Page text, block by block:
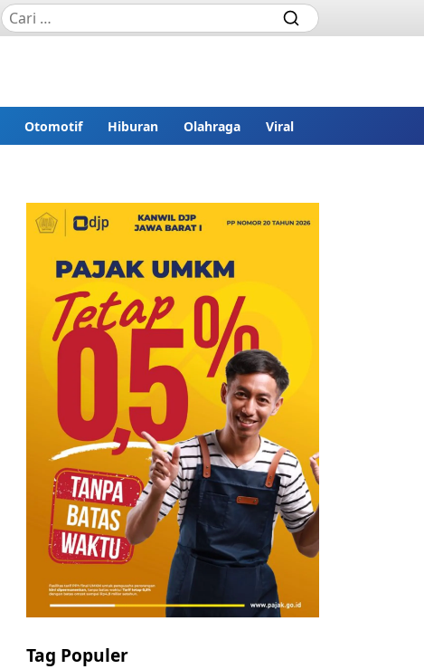
Otomotif Hiburan Olahraga Viral
Tag Populer